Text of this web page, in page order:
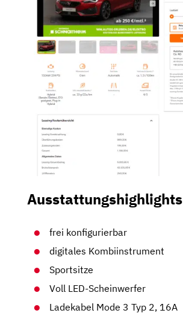
Ausstattungshighlights
frei konfigurierbar
digitales Kombiinstrument
Sportsitze
Voll LED-Scheinwerfer
Ladekabel Mode 3 Typ 2, 16A